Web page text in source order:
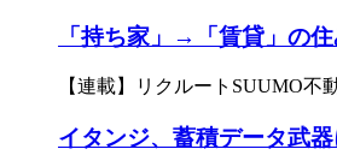
「持ち家」→「賃貸」の
【連載】リクルートSUUMO不
イタンジ、蓄積データ武